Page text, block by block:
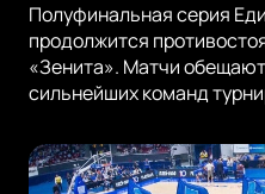
Полуфинальная серия
продолжится
«Зенита». Матчи
сильнейших команд